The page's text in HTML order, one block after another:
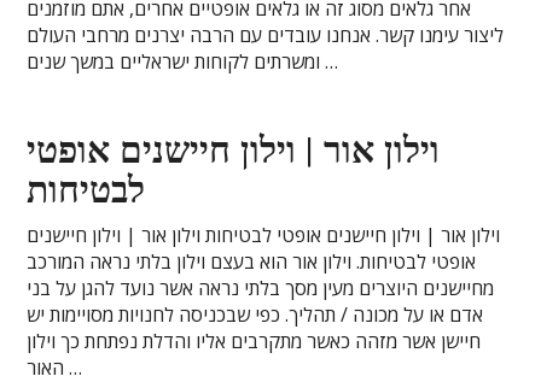
אחר גלאים מסוג זה או גלאים אופטיים אחרים, אתם מוזמנים
ליצור עימנו קשר. אנחנו עובדים עם הרבה יצרנים מרחבי העולם
ומשרתים לקוחות ישראליים במשך שנים …
וילון אור | וילון חיישנים אופטי
לבטיחות
וילון אור | וילון חיישנים אופטי לבטיחות וילון אור | וילון חיישנים
אופטי לבטיחות. וילון אור הוא בעצם וילון בלתי נראה המורכב
מחיישנים היוצרים מעין מסך בלתי נראה אשר נועד להגן על בני
אדם או על מכונה / תהליך. כפי שבכניסה לחנויות מסויימות יש
חיישן אשר מזהה כאשר מתקרבים אליו והדלת נפתחת כך וילון
האור …